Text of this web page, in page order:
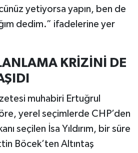
yetiyorsa yapın, ben de
dedim.” ifadelerine yer
KRİZİNİ DE
muhabiri Ertuğrul
yerel seçimlerde CHP’den
seçilen İsa Yıldırım, bir süre
Böcek’ten Altıntaş